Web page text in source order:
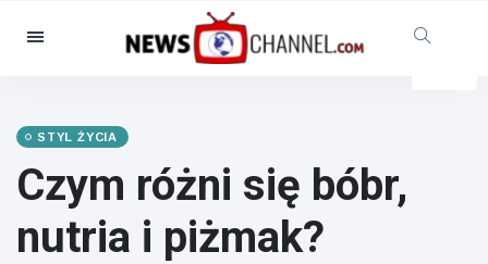
Kategorie
Opieka społeczna i zabawa
Kino i telewizja
(81)
Sport
(237)
STYL ŻYCIA
Czym różni się bóbr,
nutria i piżmak?